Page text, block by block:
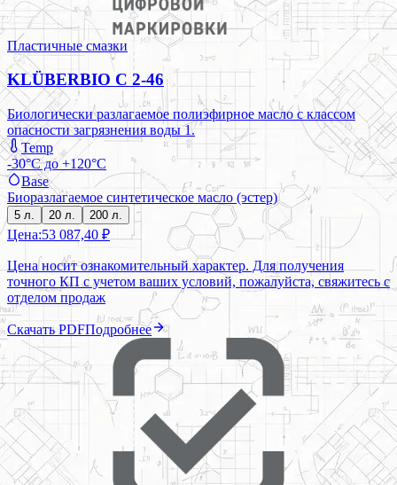
Пластичные смазки
KLÜBERBIO C 2-46
Биологически разлагаемое полиэфирное масло с классом
опасности загрязнения воды 1.
Temp
-30°C до +120°C
Base
Биоразлагаемое синтетическое масло (эстер)
5 л. 20 л. 200 л.
Цена:53 087,40 ₽
Цена носит ознакомительный характер. Для получения
точного КП с учетом ваших условий, пожалуйста, свяжитесь с
отделом продаж
Скачать PDFПодробнее